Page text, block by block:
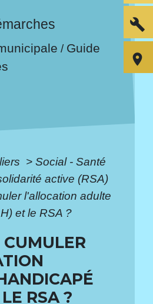
/ Guide
> Social - Santé
active (RSA)
l'allocation adulte
et le RSA ?
RSA ?
build
room